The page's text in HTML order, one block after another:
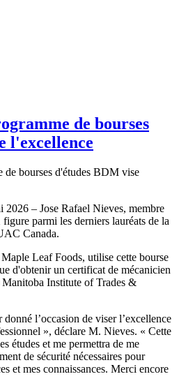
de bourses
l'excellence
– Jose Rafael Nieves, membre
parmi les derniers lauréats de la
Canada.
Leaf Foods, utilise cette bourse
d'obtenir un certificat de mécanicien
Institute of Trades &
l’occasion de viser l’excellence
», déclare M. Nieves. « Cette
études et me permettra de me
de sécurité nécessaires pour
et mes connaissances. Merci encore